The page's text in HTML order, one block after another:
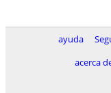
ayuda
acerca